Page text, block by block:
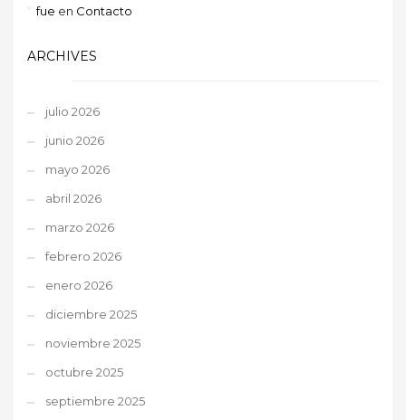
fue en Contacto
ARCHIVES
julio 2026
junio 2026
mayo 2026
abril 2026
marzo 2026
febrero 2026
enero 2026
diciembre 2025
noviembre 2025
octubre 2025
septiembre 2025